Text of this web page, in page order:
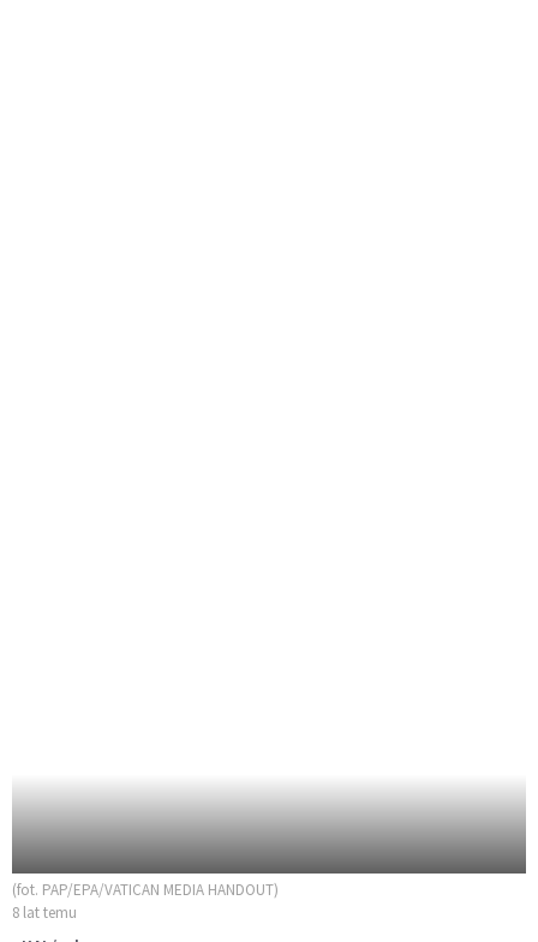
(fot. PAP/EPA/VATICAN MEDIA HANDOUT)
8 lat temu